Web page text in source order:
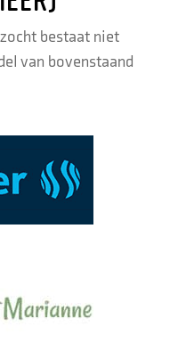
bestaat niet
van bovenstaand